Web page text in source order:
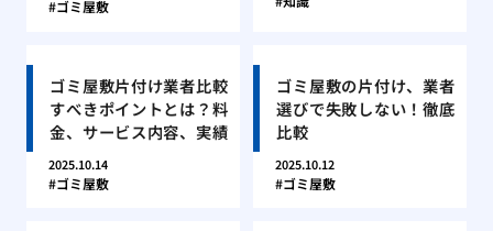
ゴミ屋敷
ゴミ屋敷片付け業者比較
すべきポイントとは？料
金、サービス内容、実績
2025.10.14
ゴミ屋敷
ゴミ屋敷の片付け、業者
選びで失敗しない！徹底
比較
2025.10.12
ゴミ屋敷